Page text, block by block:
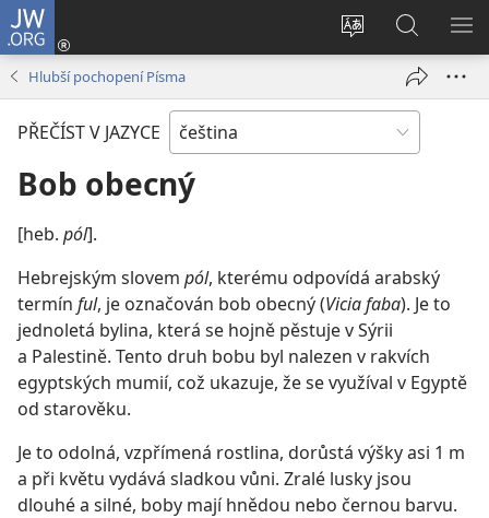
JW.ORG
Změnit
stránek
Přihlásit
se
okno)
Hledat
na
JW.ORG
Hlubší pochopení Písma
PŘEČÍST V JAZYCE
Bob obecný
[heb. pól].
Hebrejským slovem pól, kterému odpovídá arabský
termín ful, je označován bob obecný (Vicia faba). Je to
jednoletá bylina, která se hojně pěstuje v Sýrii
a Palestině. Tento druh bobu byl nalezen v rakvích
egyptských mumií, což ukazuje, že se využíval v Egyptě
od starověku.
Je to odolná, vzpřímená rostlina, dorůstá výšky asi 1 m
a při květu vydává sladkou vůni. Zralé lusky jsou
dlouhé a silné, boby mají hnědou nebo černou barvu.